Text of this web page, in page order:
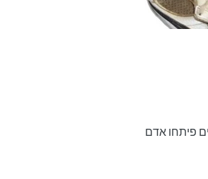
פיתחו אדם